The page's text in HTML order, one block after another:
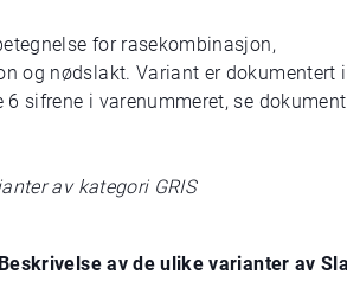
for rasekombinasjon,
og nødslakt. Variant er dokumentert i
sifrene i varenummeret, se dokument
av kategori GRIS
Beskrivelse av de ulike varianter av